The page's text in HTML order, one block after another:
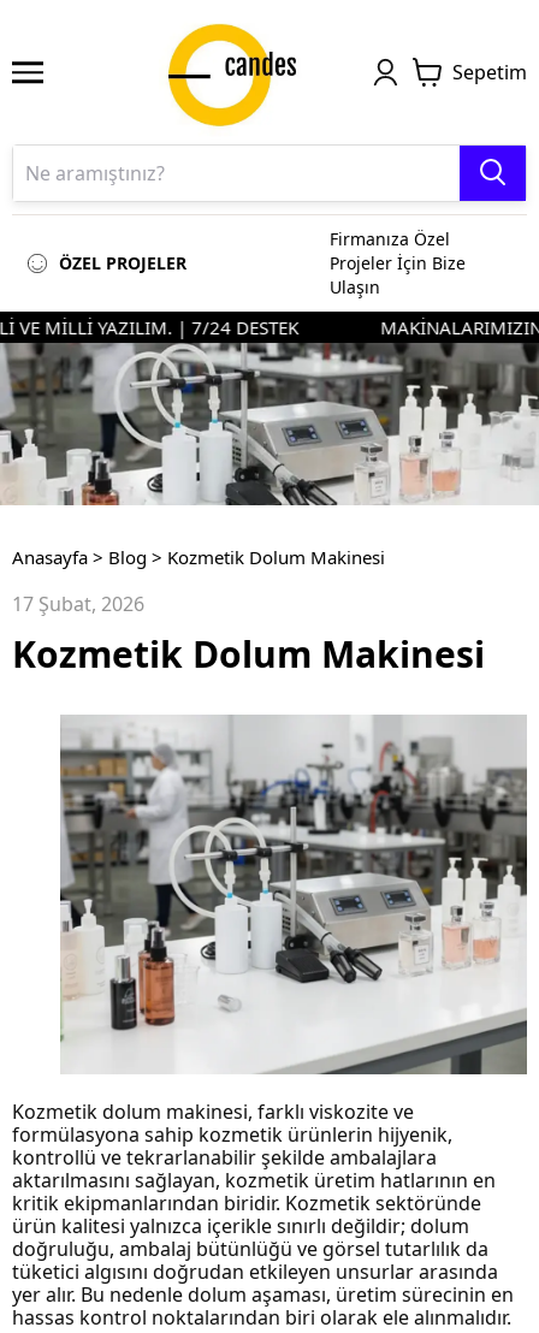
Sepetim
ÖZEL PROJELER
Firmanıza Özel
Projeler İçin Bize
Ulaşın
MİLLİ YAZILIM. | 7/24 DESTEK MAKİNALARIMIZIN
Anasayfa > Blog > Kozmetik Dolum Makinesi
17 Şubat, 2026
Kozmetik Dolum Makinesi
Kozmetik dolum makinesi, farklı viskozite ve
formülasyona sahip kozmetik ürünlerin hijyenik,
kontrollü ve tekrarlanabilir şekilde ambalajlara
aktarılmasını sağlayan, kozmetik üretim hatlarının en
kritik ekipmanlarından biridir. Kozmetik sektöründe
ürün kalitesi yalnızca içerikle sınırlı değildir; dolum
doğruluğu, ambalaj bütünlüğü ve görsel tutarlılık da
tüketici algısını doğrudan etkileyen unsurlar arasında
yer alır. Bu nedenle dolum aşaması, üretim sürecinin en
hassas kontrol noktalarından biri olarak ele alınmalıdır.